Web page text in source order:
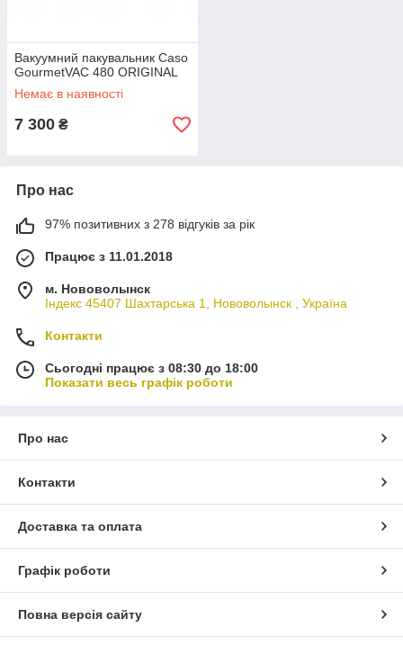
Вакуумний пакувальник Caso
GourmetVAC 480 ORIGINAL
Немає в наявності
7 300 ₴
Про нас
97% позитивних з 278 відгуків за рік
Працює з 11.01.2018
м. Нововолынск
Індекс 45407 Шахтарська 1, Нововолынск , Україна
Контакти
Сьогодні працює з 08:30 до 18:00
Показати весь графік роботи
Про нас
Контакти
Доставка та оплата
Графік роботи
Повна версія сайту